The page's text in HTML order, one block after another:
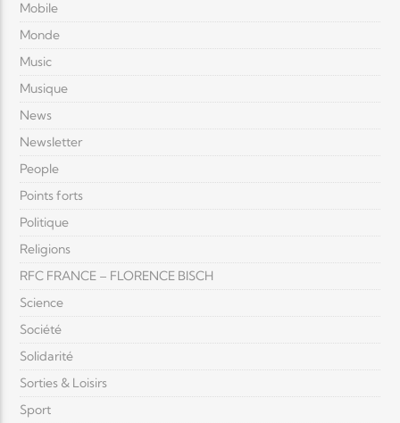
Mobile
Monde
Music
Musique
News
Newsletter
People
Points forts
Politique
Religions
RFC FRANCE – FLORENCE BISCH
Science
Société
Solidarité
Sorties & Loisirs
Sport